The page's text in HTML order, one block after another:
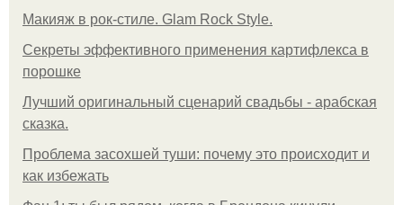
Макияж в рок-стиле. Glam Rock Style.
Секреты эффективного применения картифлекса в
порошке
Лучший оригинальный сценарий свадьбы - арабская
сказка.
Проблема засохшей туши: почему это происходит и
как избежать